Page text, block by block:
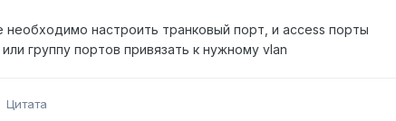
настроить транковый порт, и access порты
группу портов привязать к нужному vlan
Цитата